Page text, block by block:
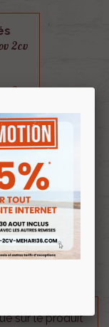
2cv
2cv
pour les
000551 pour
21/5w)
sur la
sur le produit